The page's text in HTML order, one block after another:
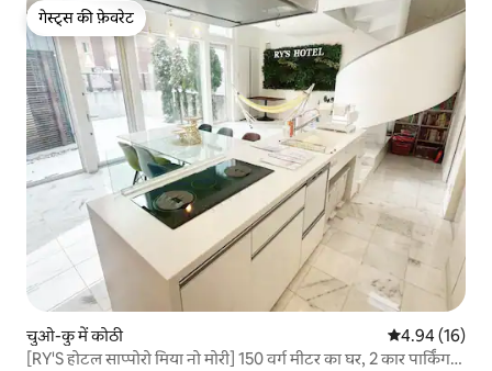
गेस्ट्स की फ़ेवरेट
गेस्ट्स की फ़ेवरेट
चुओ-कु में कोठी औसत रेटिंग 5 में
4.94 (16)
[RY'S होटल साप्पोरो मिया नो मोरी] 150 वर्ग मीटर का घर, 2 कार पार्किंग